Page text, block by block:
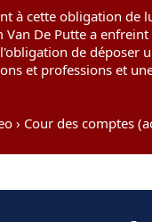
à cette obligation de
Van De Putte a
de déposer
et professions et
› Cour des comptes